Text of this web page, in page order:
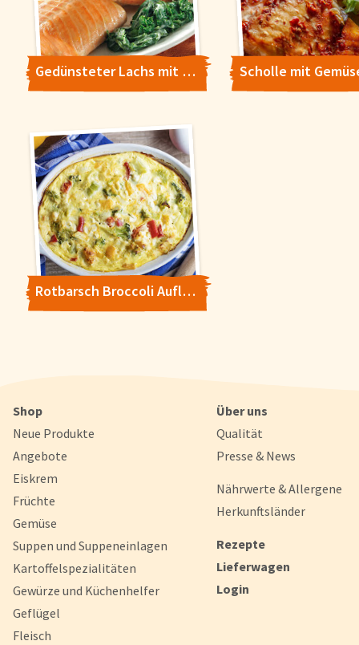
Gedünsteter Lachs mit Endivien und Sauerrahmsauce Scholle mit
Rotbarsch Broccoli Auflauf
Shop
Neue Produkte
Angebote
Eiskrem
Früchte
Gemüse
Suppen und Suppeneinlagen
Kartoffelspezialitäten
Gewürze und Küchenhelfer
Geflügel
Fleisch
Über uns
Qualität
Presse & News
Nährwerte & Allergene
Herkunftsländer
Rezepte
Lieferwagen
Login